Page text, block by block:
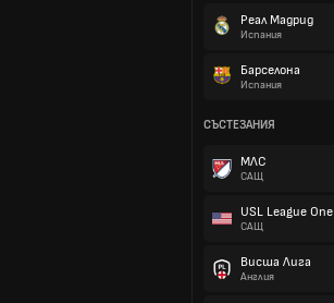
Реал Мадрид
Испания
Барселона
Испания
СЪСТЕЗАНИЯ
МЛС
САЩ
USL League One
САЩ
Висша Лига
Англия